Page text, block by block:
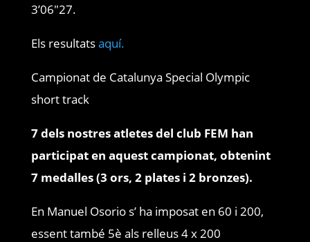
3’06″27.
Els resultatsaquí.
Campionat de Catalunya Special Olympic
short track
7 dels nostres atletes del club FEM han
participat en aquest campionat, obtenint
7 medalles (3 ors, 2 plates i 2 bronzes).
En Manuel Osorio s’ ha imposat en 60 i 200,
essent també 5è als relleus 4 x 200